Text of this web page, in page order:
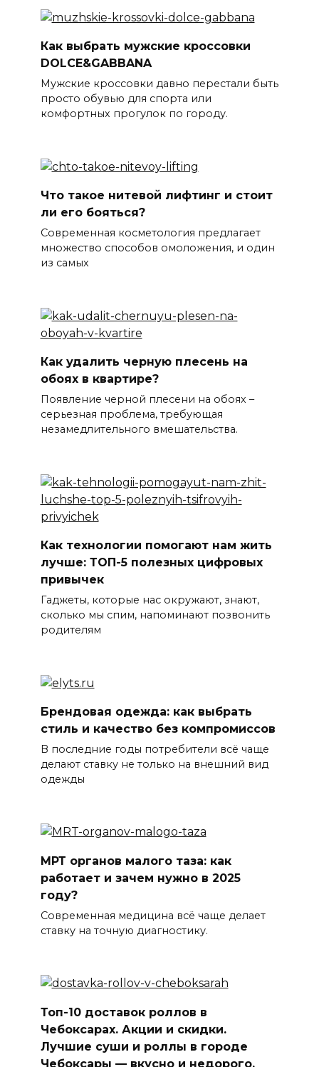
Как выбрать мужские кроссовки
DOLCE&GABBANA
Мужские кроссовки давно перестали быть
просто обувью для спорта или
комфортных прогулок по городу.
Что такое нитевой лифтинг и стоит
ли его бояться?
Современная косметология предлагает
множество способов омоложения, и один
из самых
Как удалить черную плесень на
обоях в квартире?
Появление черной плесени на обоях –
серьезная проблема, требующая
незамедлительного вмешательства.
Как технологии помогают нам жить
лучше: ТОП-5 полезных цифровых
привычек
Гаджеты, которые нас окружают, знают,
сколько мы спим, напоминают позвонить
родителям
Брендовая одежда: как выбрать
стиль и качество без компромиссов
В последние годы потребители всё чаще
делают ставку не только на внешний вид
одежды
МРТ органов малого таза: как
работает и зачем нужно в 2025
году?
Современная медицина всё чаще делает
ставку на точную диагностику.
Топ-10 доставок роллов в
Чебоксарах. Акции и скидки.
Лучшие суши и роллы в городе
Чебоксары — вкусно и недорого.